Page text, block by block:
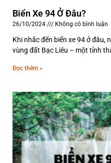
Biển Xe 94 Ở Đâu?
26/10/2024 Không có bình luận
Khi nhắc đến biển xe 94 ở đâu,
vùng đất Bạc Liêu – một tỉnh
Đọc thêm »